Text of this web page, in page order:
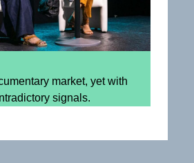
market, yet with
signals.